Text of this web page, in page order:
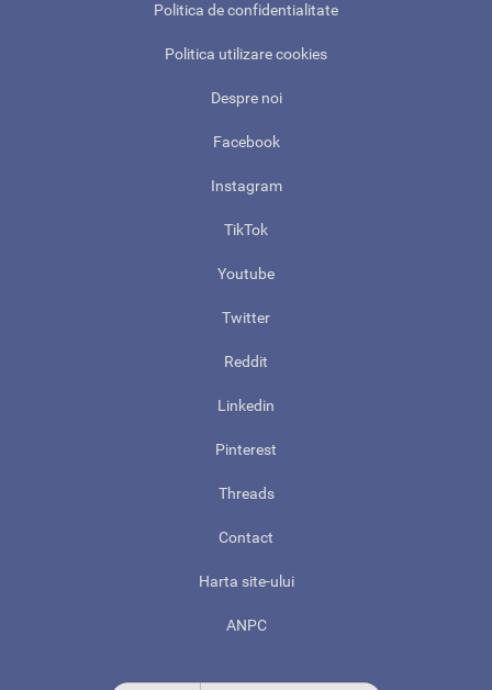
Politica de confidentialitate
Politica utilizare cookies
Despre noi
Facebook
Instagram
TikTok
Youtube
Twitter
Reddit
Linkedin
Pinterest
Threads
Contact
Harta site-ului
ANPC